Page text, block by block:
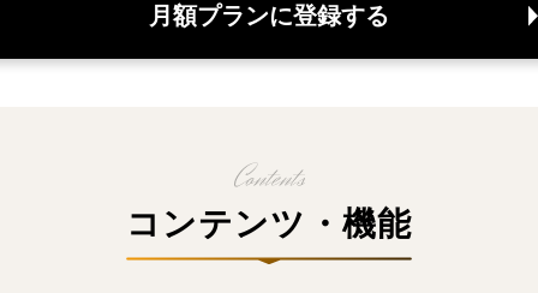
月額プランに登録する
コンテンツ・機能